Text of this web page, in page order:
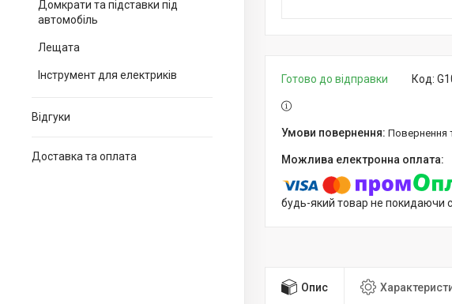
Домкрати та підставки під
автомобіль
Лещата
Інструмент для електриків
Відгуки
Доставка та оплата
Готово до відправки Код:
будь-який товар не покидаючи
Опис